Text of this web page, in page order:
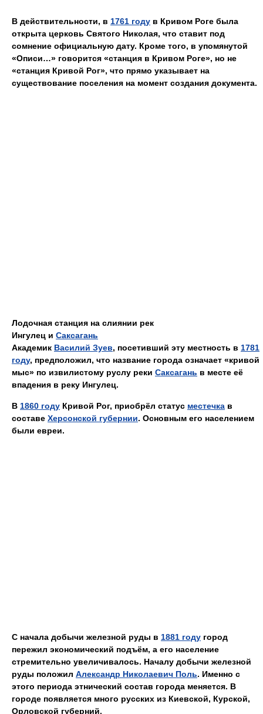
В действительности, в 1761 году в Кривом Роге была
открыта церковь Святого Николая, что ставит под
сомнение официальную дату. Кроме того, в упомянутой
«Описи…» говорится «станция в Кривом Роге», но не
«станция Кривой Рог», что прямо указывает на
существование поселения на момент создания документа.
Лодочная станция на слиянии рек
Ингулец и Саксагань
Академик Василий Зуев, посетивший эту местность в 1781
году, предположил, что название города означает «кривой
мыс» по извилистому руслу реки Саксагань в месте её
впадения в реку Ингулец.
В 1860 году Кривой Рог, приобрёл статус местечка в
составе Херсонской губернии. Основным его населением
были евреи.
С начала добычи железной руды в 1881 году город
пережил экономический подъём, а его население
стремительно увеличивалось. Началу добычи железной
руды положил Александр Николаевич Поль. Именно с
этого периода этнический состав города меняется. В
городе появляется много русских из Киевской, Курской,
Орловской губерний.